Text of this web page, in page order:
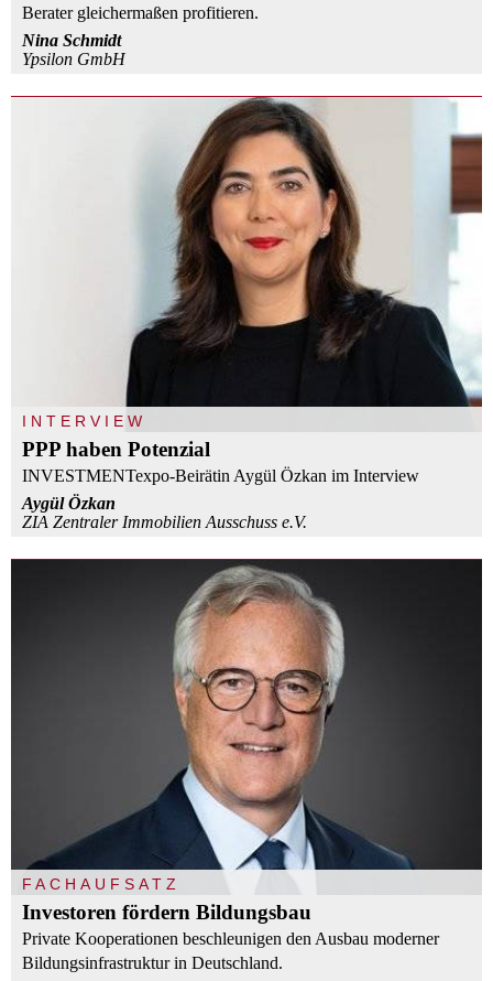
Berater gleichermaßen profitieren.
Nina Schmidt
Ypsilon GmbH
INTERVIEW
PPP haben Potenzial
INVESTMENTexpo-Beirätin Aygül Özkan im Interview
Aygül Özkan
ZIA Zentraler Immobilien Ausschuss e.V.
FACHAUFSATZ
Investoren fördern Bildungsbau
Private Kooperationen beschleunigen den Ausbau moderner
Bildungsinfrastruktur in Deutschland.